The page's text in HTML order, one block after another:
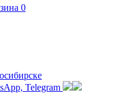
0
Telegram